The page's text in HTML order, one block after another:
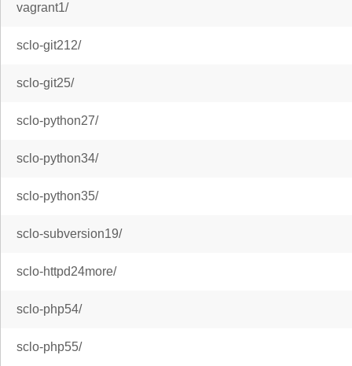
vagrant1/
sclo-git212/
sclo-git25/
sclo-python27/
sclo-python34/
sclo-python35/
sclo-subversion19/
sclo-httpd24more/
sclo-php54/
sclo-php55/